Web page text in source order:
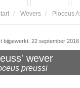
Wevers Ploceus
bijgewerkt: 22 september 2016
wever
preussi